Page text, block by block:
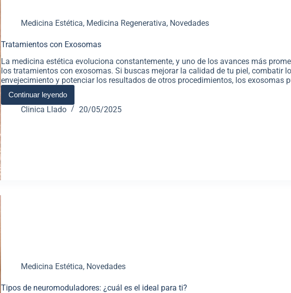
Medicina Estética, Medicina Regenerativa, Novedades
Tratamientos con Exosomas
La medicina estética evoluciona constantemente, y uno de los avances más
los tratamientos con exosomas. Si buscas mejorar la calidad de tu piel, combatir
envejecimiento y potenciar los resultados de otros procedimientos, los exosomas
Continuar leyendo
Clinica Llado 20/05/2025
Medicina Estética, Novedades
Tipos de neuromoduladores: ¿cuál es el ideal para ti?